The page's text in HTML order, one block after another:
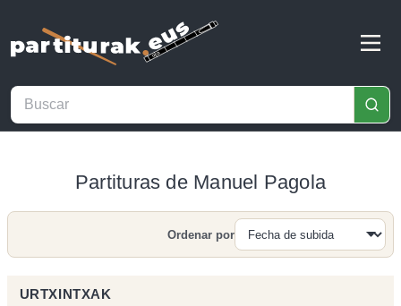
Partituras de Manuel Pagola
Buscar
Ordenar por
URTXINTXAK